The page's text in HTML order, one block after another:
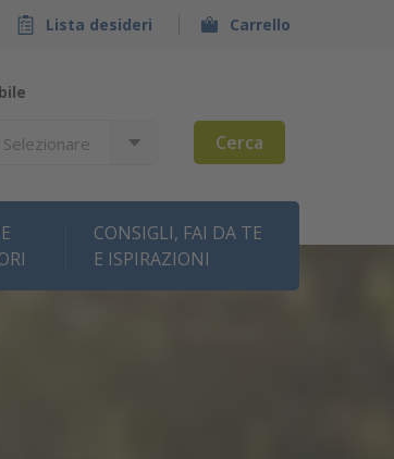
Lista desideri Carrello
Cerca
CONSIGLI, FAI DA TE
E ISPIRAZIONI